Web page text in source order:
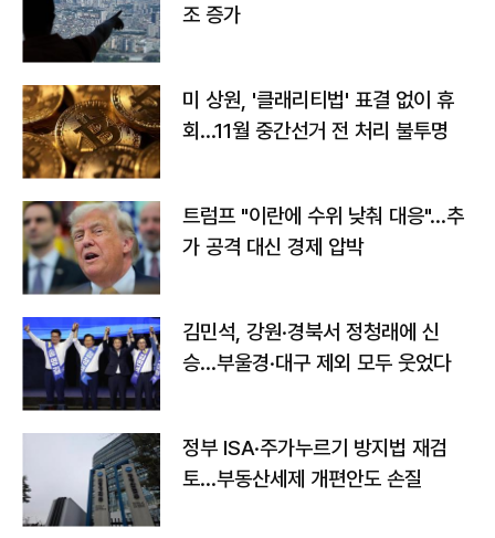
조 증가
미 상원, '클래리티법' 표결 없이 휴
회…11월 중간선거 전 처리 불투명
트럼프 "이란에 수위 낮춰 대응"…추
가 공격 대신 경제 압박
김민석, 강원·경북서 정청래에 신
승…부울경·대구 제외 모두 웃었다
정부 ISA·주가누르기 방지법 재검
토…부동산세제 개편안도 손질